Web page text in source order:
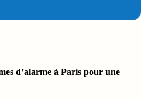
ou de supervision centralisée
d’alarme à Paris pour une